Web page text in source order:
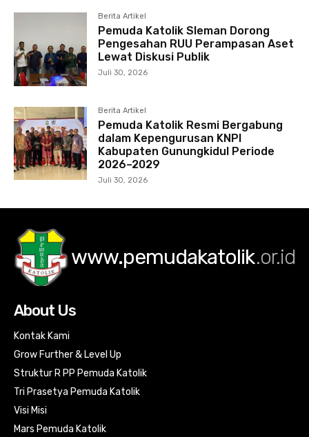
Berita Artikel
Pemuda Katolik Sleman Dorong
Pengesahan RUU Perampasan Aset
Lewat Diskusi Publik
Juli 30, 2026
Berita Artikel
Pemuda Katolik Resmi Bergabung
dalam Kepengurusan KNPI
Kabupaten Gunungkidul Periode
2026–2029
Juli 30, 2026
www.pemudakatolik.or.id
About Us
Kontak Kami
Grow Further & Level Up
Struktur R PP Pemuda Katolik
Tri Prasetya Pemuda Katolik
Visi Misi
Mars Pemuda Katolik